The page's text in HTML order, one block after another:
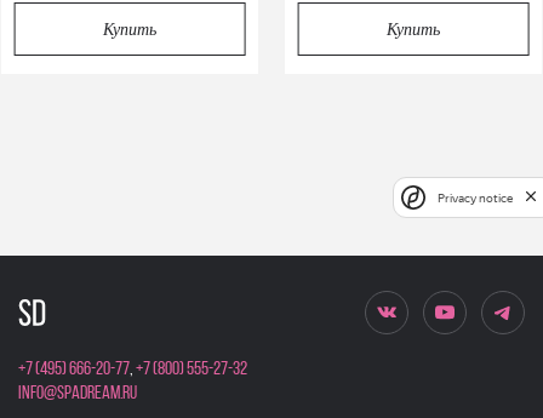
Купить Купить
+7 (495) 666-20-77,+7 (800) 555-27-32
info@spadream.ru
Privacy notice